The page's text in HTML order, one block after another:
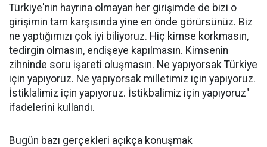
Türkiye'nin hayrına olmayan her girişimde de bizi o
girişimin tam karşısında yine en önde görürsünüz. Biz
ne yaptığımızı çok iyi biliyoruz. Hiç kimse korkmasın,
tedirgin olmasın, endişeye kapılmasın. Kimsenin
zihninde soru işareti oluşmasın. Ne yapıyorsak Türkiye
için yapıyoruz. Ne yapıyorsak milletimiz için yapıyoruz.
İstiklalimiz için yapıyoruz. İstikbalimiz için yapıyoruz"
ifadelerini kullandı.
Bugün bazı gerçekleri açıkça konuşmak